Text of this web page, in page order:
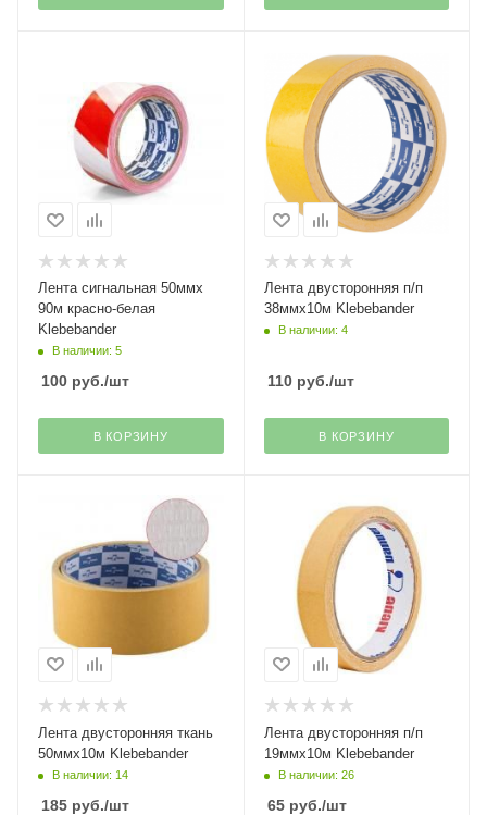
Лента сигнальная 50ммх
90м красно-белая
Klebebander
В наличии: 5
100 руб./шт
В КОРЗИНУ
Лента двусторонняя п/п
38ммх10м Klebebander
В наличии: 4
110руб./шт
В КОРЗИНУ
Лента двусторонняя ткань
50ммх10м Klebebander
В наличии: 14
185 руб./шт
Лента двусторонняя п/п
19ммх10м Klebebander
В наличии: 26
65руб./шт